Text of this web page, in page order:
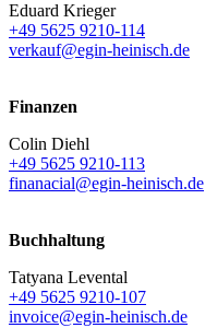
Eduard Krieger
+49 5625 9210-114
verkauf@egin-heinisch.de
Finanzen
Colin Diehl
+49 5625 9210-113
finanacial@egin-heinisch.de
Buchhaltung
Tatyana Levental
+49 5625 9210-107
invoice@egin-heinisch.de